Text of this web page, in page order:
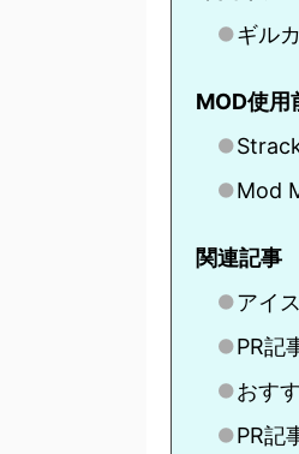
ギル
MOD使用
Mod
関連記事
アイ
PR記
おす
PR記